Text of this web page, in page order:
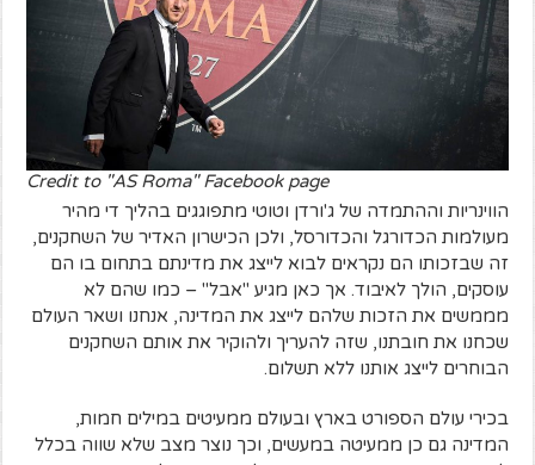
Credit to "AS Roma" Facebook page
הווינריות וההתמדה של ג'ורדן וטוטי מתפוגגים בהליך די מהיר
מעולמות הכדורגל והכדורסל, ולכן הכישרון האדיר של השחקנים,
זה שבזכותו הם נקראים לבוא לייצג את מדינתם בתחום בו הם
עוסקים, הולך לאיבוד. אך כאן מגיע "אבל" – כמו שהם לא
מממשים את הזכות שלהם לייצג את המדינה, אנחנו ושאר העולם
שכחנו את חובתנו, שזה להעריך ולהוקיר את אותם השחקנים
הבוחרים לייצג אותנו ללא תשלום.
בכירי עולם הספורט בארץ ובעולם ממעיטים במילים חמות,
המדינה גם כן ממעיטה במעשים, וכך נוצר מצב שלא שווה בכלל